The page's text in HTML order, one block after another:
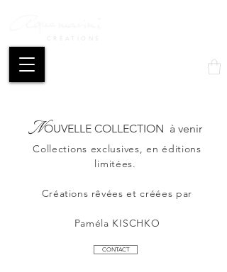
NOUVELLE COLLECTION à venir
Collections exclusives, en éditions
limitées.
Créations rêvées et créées par
Paméla KISCHKO
CONTACT